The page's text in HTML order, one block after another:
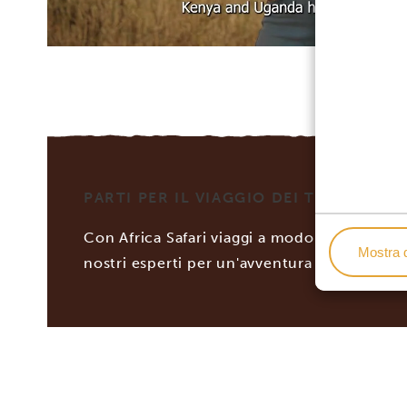
Mostra
PARTI PER IL VIAGGIO DEI TUOI SOGNI
Con Africa Safari viaggi a modo tuo!
nostri esperti per un'avventura africana